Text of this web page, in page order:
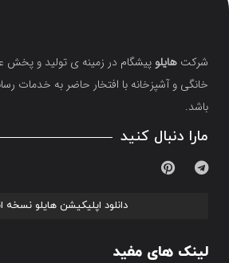
شرکت هایلو پیشگام در زمینه ی تولید و
خانگی و آشپزخانه با افتخار حاضر به خدمات
باشد.
مارا دنبال کنید
دانلود اپلیکیشن هایلو نسخه
لینک های مفید